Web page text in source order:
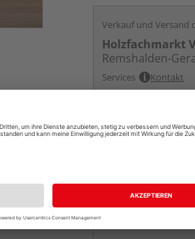
Verkauf und Versand
Holzfachmarkt
Remshalden-
Services Kontakt
Auf
Beim
Auf